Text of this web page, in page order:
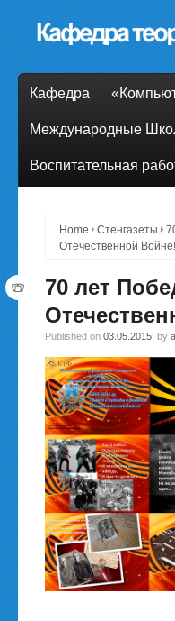
Кафедра
Международные
Воспитательная
Home Cтенгазеты
Отечественной Войне!
70 лет
Published on 03.05.2015 , by